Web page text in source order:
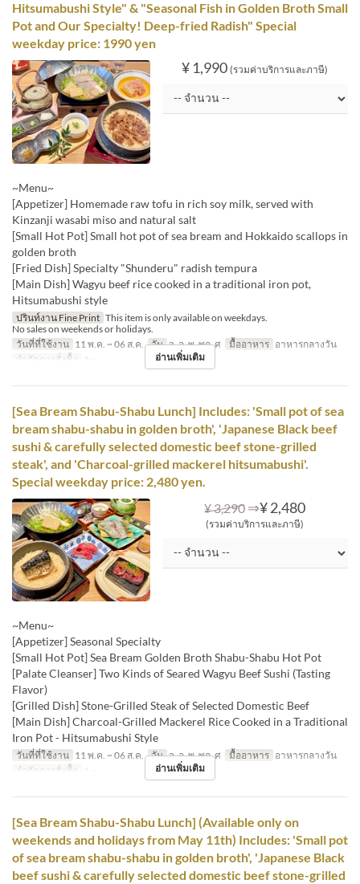
Hitsumabushi Style" & "Seasonal Fish in Golden Broth Small
Pot and Our Specialty! Deep-fried Radish" Special
weekday price: 1990 yen
¥ 1,990 (รวมค่าบริการและภาษี)
~Menu~
[Appetizer] Homemade raw tofu in rich soy milk, served with
Kinzanji wasabi miso and natural salt
[Small Hot Pot] Small hot pot of sea bream and Hokkaido scallops in
golden broth
[Fried Dish] Specialty "Shunderu" radish tempura
[Main Dish] Wagyu beef rice cooked in a traditional iron pot,
Hitsumabushi style
ปรินท์งาน Fine Print This item is only available on weekdays.
No sales on weekends or holidays.
วันที่ที่ใช้งาน 11 พ.ค. ~ 06 ส.ค. วัน จ, อ, พ, พฤ, ศ มื้ออาหาร อาหารกลางวัน
จำกัดการสั่งซื้อ
1 ~ อ่านเพิ่มเติม
[Sea Bream Shabu-Shabu Lunch] Includes: 'Small pot of sea
bream shabu-shabu in golden broth', 'Japanese Black beef
sushi & carefully selected domestic beef stone-grilled
steak', and 'Charcoal-grilled mackerel hitsumabushi'.
Special weekday price: 2,480 yen.
¥ 3,290 ⇒¥ 2,480
(รวมค่าบริการและภาษี)
~Menu~
[Appetizer] Seasonal Specialty
[Small Hot Pot] Sea Bream Golden Broth Shabu-Shabu Hot Pot
[Palate Cleanser] Two Kinds of Seared Wagyu Beef Sushi (Tasting
Flavor)
[Grilled Dish] Stone-Grilled Steak of Selected Domestic Beef
[Main Dish] Charcoal-Grilled Mackerel Rice Cooked in a Traditional
Iron Pot - Hitsumabushi Style
วันที่ที่ใช้งาน 11 พ.ค. ~ 06 ส.ค. วัน จ, อ, พ, พฤ, ศ มื้ออาหาร อาหารกลางวัน
จำกัดการสั่งซื้อ
1 ~ อ่านเพิ่มเติม
[Sea Bream Shabu-Shabu Lunch] (Available only on
weekends and holidays from May 11th) Includes: 'Small pot
of sea bream shabu-shabu in golden broth', 'Japanese Black
beef sushi & carefully selected domestic beef stone-grilled